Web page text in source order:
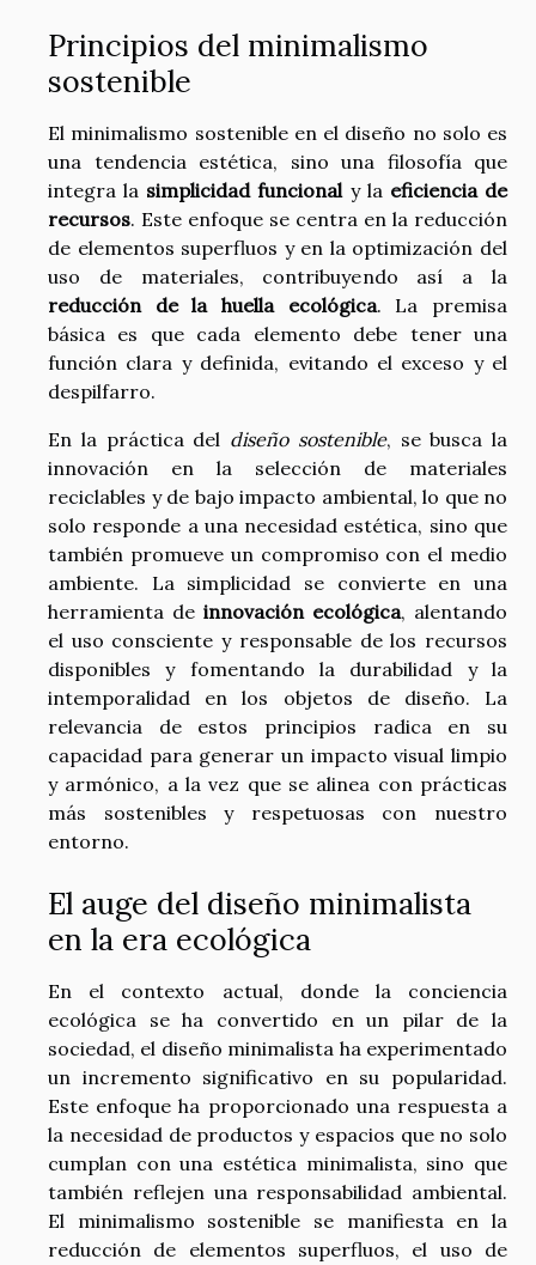
Principios del minimalismo
sostenible
El minimalismo sostenible en el diseño no solo es
una tendencia estética, sino una filosofía que
integra la simplicidad funcional y la eficiencia de
recursos. Este enfoque se centra en la reducción
de elementos superfluos y en la optimización del
uso de materiales, contribuyendo así a la
reducción de la huella ecológica. La premisa
básica es que cada elemento debe tener una
función clara y definida, evitando el exceso y el
despilfarro.
En la práctica del diseño sostenible, se busca la
innovación en la selección de materiales
reciclables y de bajo impacto ambiental, lo que no
solo responde a una necesidad estética, sino que
también promueve un compromiso con el medio
ambiente. La simplicidad se convierte en una
herramienta de innovación ecológica, alentando
el uso consciente y responsable de los recursos
disponibles y fomentando la durabilidad y la
intemporalidad en los objetos de diseño. La
relevancia de estos principios radica en su
capacidad para generar un impacto visual limpio
y armónico, a la vez que se alinea con prácticas
más sostenibles y respetuosas con nuestro
entorno.
El auge del diseño minimalista
en la era ecológica
En el contexto actual, donde la conciencia
ecológica se ha convertido en un pilar de la
sociedad, el diseño minimalista ha experimentado
un incremento significativo en su popularidad.
Este enfoque ha proporcionado una respuesta a
la necesidad de productos y espacios que no solo
cumplan con una estética minimalista, sino que
también reflejen una responsabilidad ambiental.
El minimalismo sostenible se manifiesta en la
reducción de elementos superfluos, el uso de